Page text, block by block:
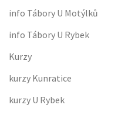
info Tábory U Motýlků
info Tábory U Rybek
Kurzy
kurzy Kunratice
kurzy U Rybek